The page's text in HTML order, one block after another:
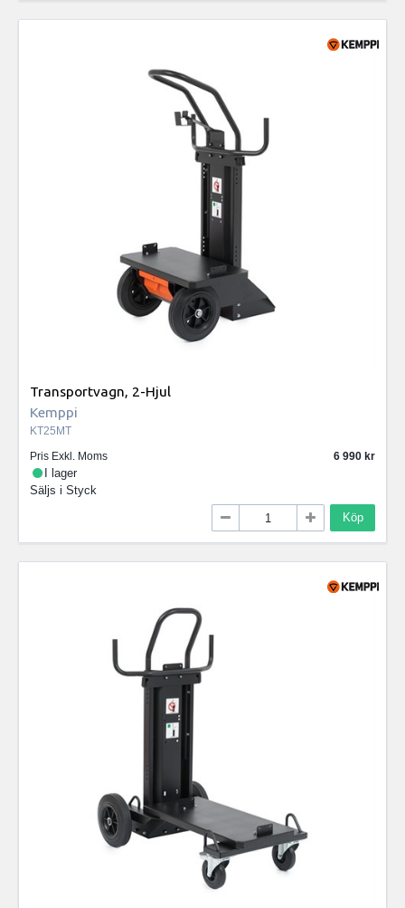
Transportvagn, 2-Hjul
Kemppi
KT25MT
Pris Exkl. Moms
6 990
I lager
Säljs i Styck
Köp